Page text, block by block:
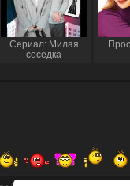
Сериал: Милая
соседка